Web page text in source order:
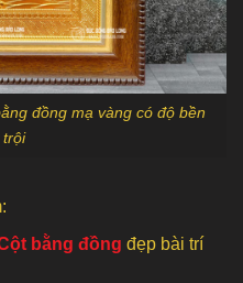
đồng mạ vàng có độ bền
bằng đồng đẹp bài trí